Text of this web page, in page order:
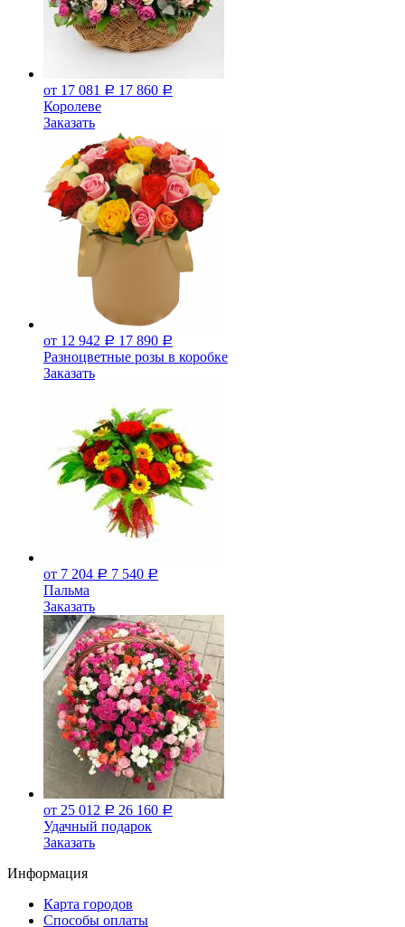
от 17 081 Р 17 860 Р
Королеве
Заказать
от 12 942 Р 17 890 Р
Разноцветные розы в коробке
Заказать
от 7 204 Р 7 540 Р
Пальма
Заказать
от 25 012 Р 26 160 Р
Удачный подарок
Заказать
Информация
Карта городов
Способы оплаты